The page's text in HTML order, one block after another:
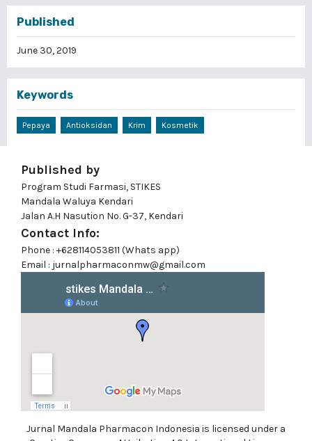
Published
June 30, 2019
Keywords
Pepaya Antioksidan Krim Kosmetik
Published by
Program Studi Farmasi, STIKES
Mandala Waluya Kendari
Jalan A.H Nasution No. G-37, Kendari
Contact Info:
Phone : +628114053811 (Whats app)
Email : jurnalpharmaconmw@gmail.com
Jurnal Mandala Pharmacon Indonesia is licensed under a